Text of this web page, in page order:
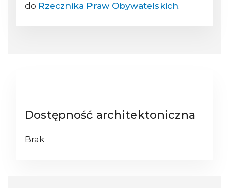
do Rzecznika Praw Obywatelskich.
Dostępność architektoniczna
Brak